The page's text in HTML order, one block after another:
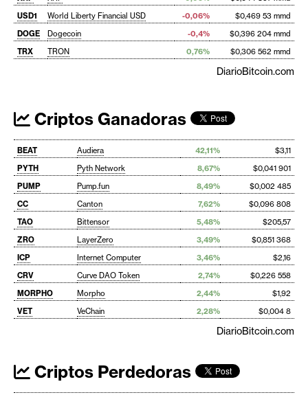
USD1
World Liberty Financial USD -0,06%
$0,469 53 mmd
DOGE
Dogecoin -0,4%
$0,396 204 mmd
TRX
TRON 0,76% $0,306 562 mmd
DiarioBitcoin.com
Criptos Ganadoras
BEAT Audiera 42,11%
$3,11
PYTH
Pyth Network 8,67%
$0,041 901
PUMP
Pump.fun 8,49%
$0,002 485
CC
Canton 7,62%
$0,096 808
TAO
Bittensor 5,48%
$205,57
ZRO
LayerZero 3,49%
$0,851 368
ICP
Internet Computer 3,46%
$2,16
CRV
Curve DAO Token 2,74%
$0,226 558
MORPHO
Morpho 2,44%
$1,92
VET
VeChain 2,28% $0,004 8
DiarioBitcoin.com
Criptos Perdedoras